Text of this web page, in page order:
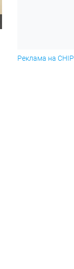
Реклама на CHIP